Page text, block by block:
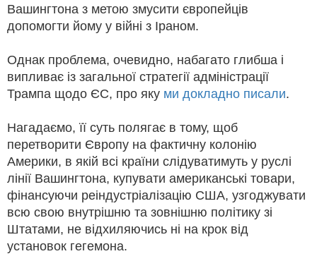
Вашингтона з метою змусити європейців
допомогти йому у війні з Іраном.
Однак проблема, очевидно, набагато глибша і
випливає із загальної стратегії адміністрації
Трампа щодо ЄС, про яку ми докладно писали.
Нагадаємо, її суть полягає в тому, щоб
перетворити Європу на фактичну колонію
Америки, в якій всі країни слідуватимуть у руслі
лінії Вашингтона, купувати американські товари,
фінансуючи реіндустріалізацію США, узгоджувати
всю свою внутрішню та зовнішню політику зі
Штатами, не відхиляючись ні на крок від
установок гегемона.